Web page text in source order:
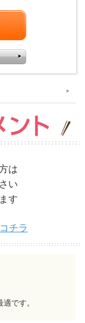
は
い
す
チラ
です。